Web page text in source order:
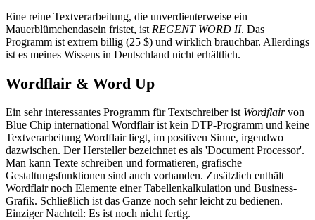
Eine reine Textverarbeitung, die unverdienterweise ein
Mauerblümchendasein fristet, ist REGENT WORD II. Das
Programm ist extrem billig (25 $) und wirklich brauchbar. Allerdings
ist es meines Wissens in Deutschland nicht erhältlich.
Wordflair & Word Up
Ein sehr interessantes Programm für Textschreiber ist Wordflairvon
Blue Chip international Wordflair ist kein DTP-Programm und keine
Textverarbeitung Wordflair liegt, im positiven Sinne, irgendwo
dazwischen. Der Hersteller bezeichnet es als 'Document Processor'.
Man kann Texte schreiben und formatieren, grafische
Gestaltungsfunktionen sind auch vorhanden. Zusätzlich enthält
Wordflair noch Elemente einer Tabellenkalkulation und Business-
Grafik. Schließlich ist das Ganze noch sehr leicht zu bedienen.
Einziger Nachteil: Es ist noch nicht fertig.